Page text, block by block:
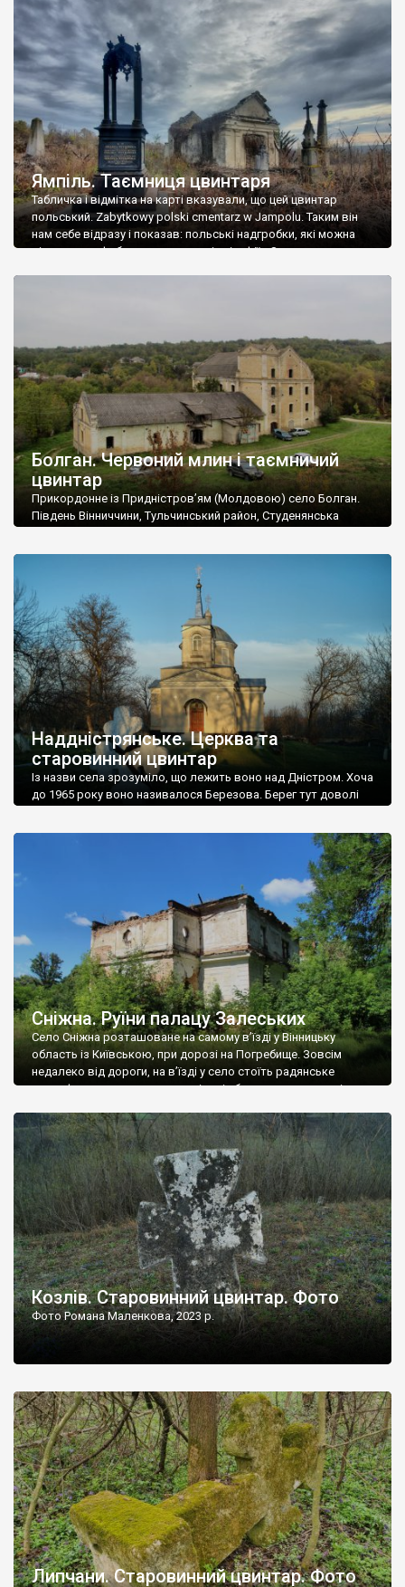
Ямпіль. Таємниця цвинтаря
Табличка і відмітка на карті вказували, що цей цвинтар
польський. Zabytkowy polski cmentarz w Jampolu. Таким він
нам себе відразу і показав: польські надгробки, які можна
віднести до фабричних, польські епітафії… Загалом цвинтар
Болган. Червоний млин і таємничий
цвинтар
Прикордонне із Придністров’ям (Молдовою) село Болган.
Південь Вінниччини, Тульчинський район, Студенянська
старовинний цвинтар із кам’яними хрестами. Всі епітафії, які
збереглися, написані кирилицею, церковнослов’янською
мовою. За всіма традиційними ознаками – цвинтар
український. Хрести датуються 19 століттям. У 1924-1940
роках Болган […]
Наддністрянське. Церква та
старовинний цвинтар
Із назви села зрозуміло, що лежить воно над Дністром. Хоча
до 1965 року воно називалося Березова. Берег тут доволі
Наддністрянське відрізняється від більшості навколишніх
сіл. У селі є мурована Михайлівська церква. Точної дати […]
Сніжна. Руїни палацу Залеських
Село Сніжна розташоване на самому в’їзді у Вінницьку
область із Київською, при дорозі на Погребище. Зовсім
недалеко від дороги, на в’їзді у село стоїть радянське
рельєфне пано, яке показує жінку і яблуню, а трохи далі, десь
не видно, але видно дві стареньких колії у траві – […]
Козлів. Старовинний цвинтар. Фото
Фото Романа Маленкова, 2023 р.
Липчани. Старовинний цвинтар. Фото